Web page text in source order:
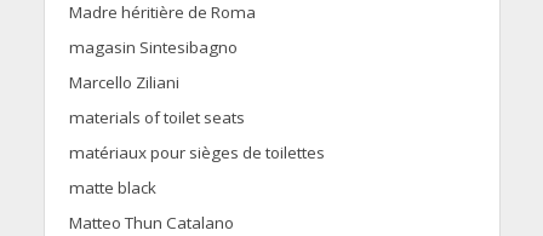
Madre héritière de Roma
magasin Sintesibagno
Marcello Ziliani
materials of toilet seats
matériaux pour sièges de toilettes
matte black
Matteo Thun Catalano